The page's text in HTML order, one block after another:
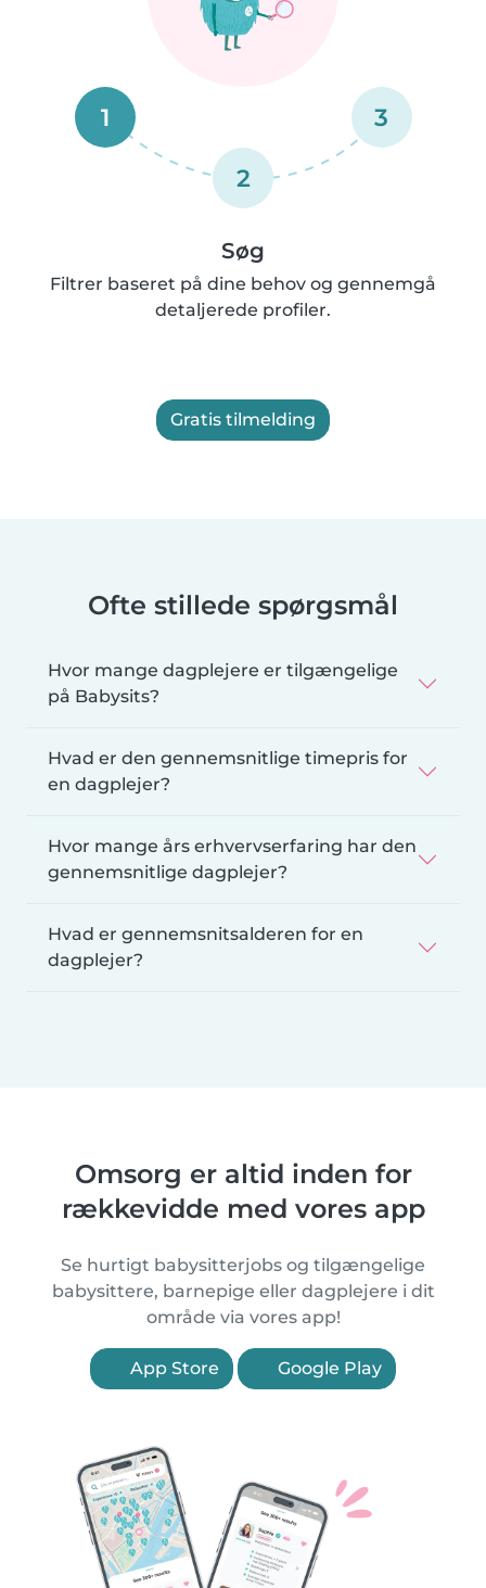
1
2
3
Søg
Filtrer baseret på dine behov og gennemgå
detaljerede profiler.
Gratis tilmelding
Ofte stillede spørgsmål
Hvor mange dagplejere er tilgængelige
på Babysits?
Hvad er den gennemsnitlige timepris for
en dagplejer?
Hvor mange års erhvervserfaring har den
gennemsnitlige dagplejer?
Hvad er gennemsnitsalderen for en
dagplejer?
Omsorg er altid inden for
rækkevidde med vores app
Se hurtigt babysitterjobs og tilgængelige
babysittere, barnepige eller dagplejere i dit
område via vores app!
App Store Google Play